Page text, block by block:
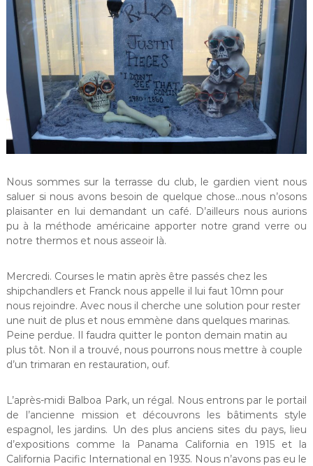
Nous sommes sur la terrasse du club, le gardien vient nous
saluer si nous avons besoin de quelque chose…nous n’osons
plaisanter en lui demandant un café. D’ailleurs nous aurions
pu à la méthode américaine apporter notre grand verre ou
notre thermos et nous asseoir là.
Mercredi. Courses le matin après être passés chez les
shipchandlers et Franck nous appelle il lui faut 10mn pour
nous rejoindre. Avec nous il cherche une solution pour rester
une nuit de plus et nous emmène dans quelques marinas.
Peine perdue. Il faudra quitter le ponton demain matin au
plus tôt. Non il a trouvé, nous pourrons nous mettre à couple
d’un trimaran en restauration, ouf.
L’après-midi Balboa Park, un régal. Nous entrons par le portail
de l’ancienne mission et découvrons les bâtiments style
espagnol, les jardins. Un des plus anciens sites du pays, lieu
d’expositions comme la Panama California en 1915 et la
California Pacific International en 1935. Nous n’avons pas eu le